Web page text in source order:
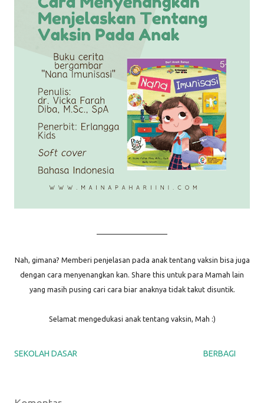
Nah, gimana? Memberi penjelasan pada anak tentang vaksin bisa juga
dengan cara menyenangkan kan. Share this untuk para Mamah lain
yang masih pusing cari cara biar anaknya tidak takut disuntik.
Selamat mengedukasi anak tentang vaksin, Mah :)
SEKOLAH DASAR BERBAGI